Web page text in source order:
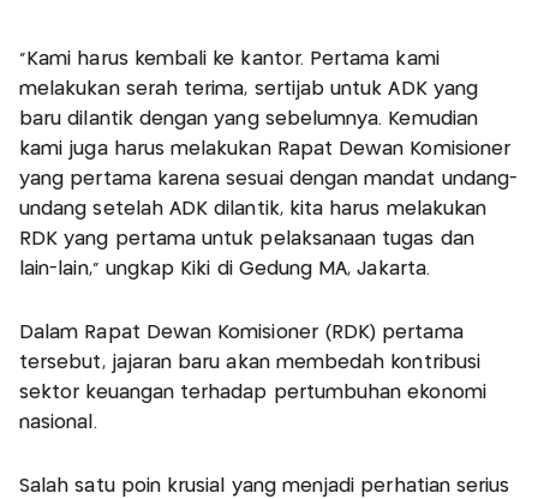
"Kami harus kembali ke kantor. Pertama kami
melakukan serah terima, sertijab untuk ADK yang
baru dilantik dengan yang sebelumnya. Kemudian
kami juga harus melakukan Rapat Dewan Komisioner
yang pertama karena sesuai dengan mandat undang-
undang setelah ADK dilantik, kita harus melakukan
RDK yang pertama untuk pelaksanaan tugas dan
lain-lain," ungkap Kiki di Gedung MA, Jakarta.
Dalam Rapat Dewan Komisioner (RDK) pertama
tersebut, jajaran baru akan membedah kontribusi
sektor keuangan terhadap pertumbuhan ekonomi
nasional.
Salah satu poin krusial yang menjadi perhatian serius